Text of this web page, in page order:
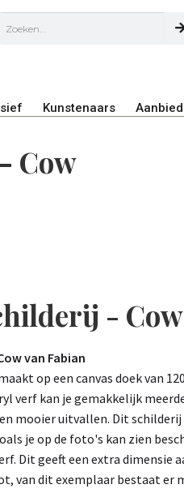
Kunstenaars
Cow
- Cow
van Fabian
op een canvas doek van
verf kan je gemakkelijk
mooier uitvallen. Dit
je op de foto's kan zien
Dit geeft een extra dimensie
van dit exemplaar bestaat er